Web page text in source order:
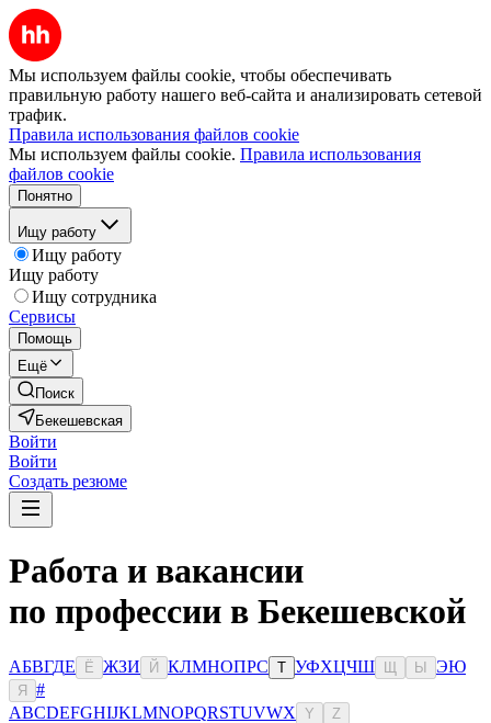
Мы используем файлы cookie, чтобы обеспечивать
правильную работу нашего веб-сайта и анализировать сетевой
трафик.
Правила использования файлов cookie
Мы используем файлы cookie. Правила использования
файлов cookie
Понятно
Ищу работу
Ищу работу
Ищу работу
Ищу сотрудника
Сервисы
Помощь
Ещё
Поиск
Бекешевская
Войти
Войти
Создать резюме
Работа и вакансии
по профессии в Бекешевской
АБВГДЕ Ё ЖЗИ Й КЛМНОПРС Т УФХЦЧШ Ы ЭЮ
Я
#
ABCDEFGHIJKLMNOPQRSTUVWX Y Z